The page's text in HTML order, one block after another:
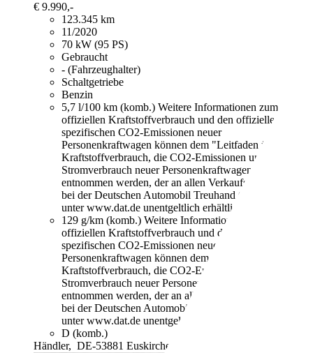
€ 9.990,-
123.345 km
11/2020
70 kW (95 PS)
Gebraucht
- (Fahrzeughalter)
Schaltgetriebe
Benzin
5,7 l/100 km (komb.) Weitere Informationen zum
offiziellen Kraftstoffverbrauch und den offiziellen
spezifischen CO2-Emissionen neuer
Personenkraftwagen können dem "Leitfaden über den
Kraftstoffverbrauch, die CO2-Emissionen und den
Stromverbrauch neuer Personenkraftwagen"
entnommen werden, der an allen Verkaufsstellen und
bei der Deutschen Automobil Treuhand GmbH
unter www.dat.de unentgeltlich erhältlich ist.
129 g/km (komb.) Weitere Informationen zum
offiziellen Kraftstoffverbrauch und den offiziellen
spezifischen CO2-Emissionen neuer
Personenkraftwagen können dem "Leitfaden über den
Kraftstoffverbrauch, die CO2-Emissionen und den
Stromverbrauch neuer Personenkraftwagen"
entnommen werden, der an allen Verkaufsstellen und
bei der Deutschen Automobil Treuhand GmbH
unter www.dat.de unentgeltlich erhältlich ist.
D (komb.)
Händler, DE-53881 Euskirchen